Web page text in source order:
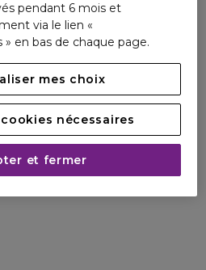
pendant 6 mois et
via le lien «
en bas de chaque page.
mes choix
nécessaires
et fermer